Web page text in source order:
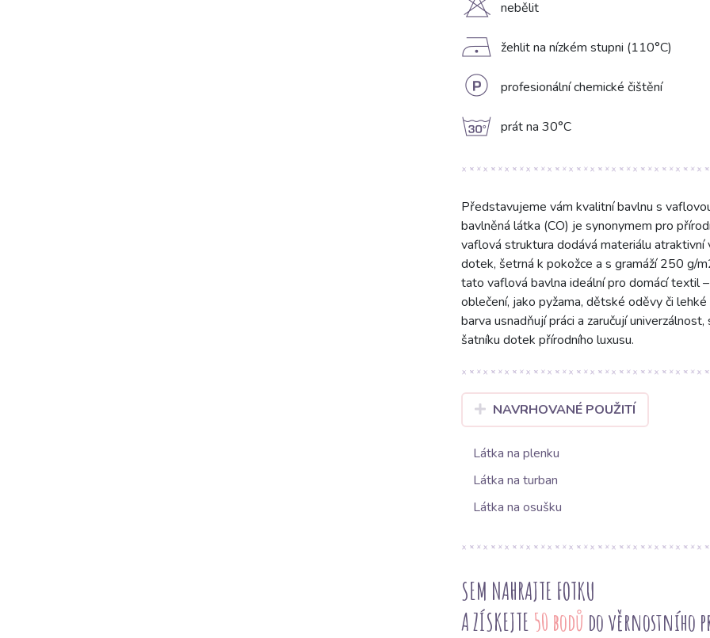
H nebělit
D žehlit na nízkém stupni (110°C)
L profesionální chemické čištění
g prát na 30°C
Představujeme vám kvalitní bavlnu s
bavlněná látka (CO) je synonymem pro
vaflová struktura dodává materiálu
dotek, šetrná k pokožce a s gramáží 250 g/
tato vaflová bavlna ideální pro domácí textil
oblečení, jako pyžama, dětské oděvy či
barva usnadňují práci a zaručují
šatníku dotek přírodního luxusu.
NAVRHOVANÉ POUŽITÍ
Látka na plenku
Látka na turban
Látka na osušku
SEM NAHRAJTE FOTKU
A ZÍSKEJTE 50 bodů do věrnostního